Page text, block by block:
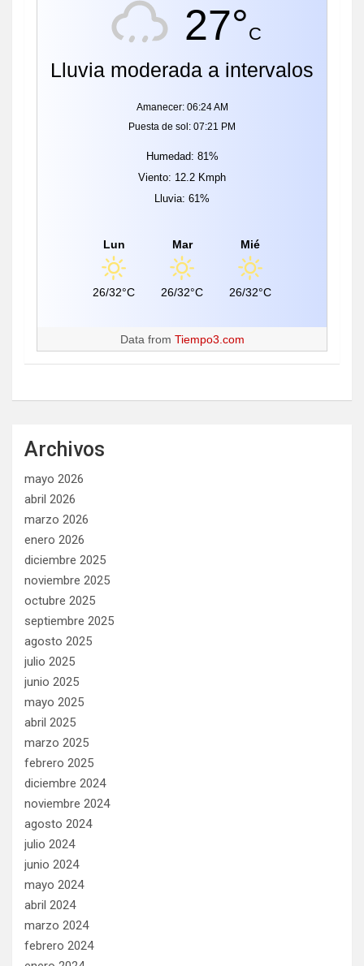
27°C
Lluvia moderada a intervalos
Amanecer: 06:24 AM
Puesta de sol: 07:21 PM
Humedad: 81%
Viento: 12.2 Kmph
Lluvia: 61%
Lun
26/32°C
Mar
26/32°C
Mié
26/32°C
Data from Tiempo3.com
Archivos
mayo 2026
abril 2026
marzo 2026
enero 2026
diciembre 2025
noviembre 2025
octubre 2025
septiembre 2025
agosto 2025
julio 2025
junio 2025
mayo 2025
abril 2025
marzo 2025
febrero 2025
diciembre 2024
noviembre 2024
agosto 2024
julio 2024
junio 2024
mayo 2024
abril 2024
marzo 2024
febrero 2024